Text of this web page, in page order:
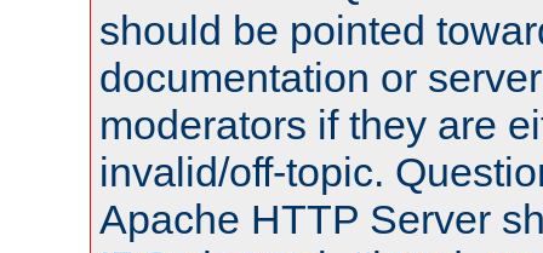
should be pointed
documentation or
moderators if they are
invalid/off-topic.
Apache HTTP Server